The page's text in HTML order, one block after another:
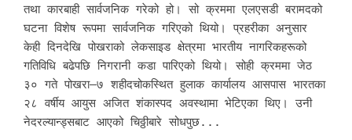
तथा कारबाही सार्वजनिक गरेको हो। सो क्रममा एलएसडी बरामदको
घटना विशेष रूपमा सार्वजनिक गरिएको थियो। प्रहरीका अनुसार
केही दिनदेखि पोखराको लेकसाइड क्षेत्रमा भारतीय नागरिकहरूको
गतिविधि बढेपछि निगरानी कडा पारिएको थियो। सोही क्रममा जेठ
३० गते पोखरा–७ शहीदचोकस्थित हुलाक कार्यालय आसपास भारतका
२८ वर्षीय आयुस अजित शंकास्पद अवस्थामा भेटिएका थिए। उनी
नेदरल्यान्ड्सबाट आएको चिठ्ठीबारे सोधपुछ...